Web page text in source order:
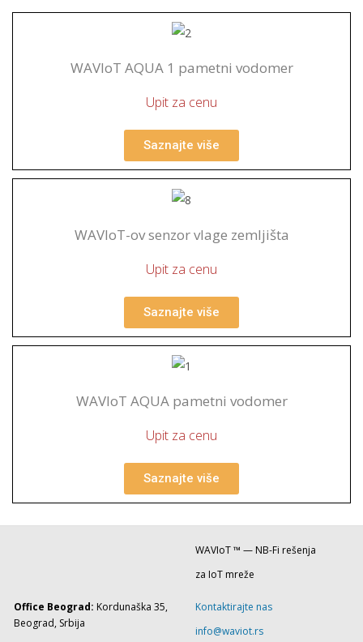
WAVIoT AQUA 1 pametni vodomer
Upit za cenu
Saznajte više
WAVIoT-ov senzor vlage zemljišta
Upit za cenu
Saznajte više
WAVIoT AQUA pametni vodomer
Upit za cenu
Saznajte više
WAVIoT ™ — NB-Fi rešenja
za IoT mreže
Office Beograd: Kordunaška 35,
Beograd, Srbija
Kontaktirajte nas
info@waviot.rs